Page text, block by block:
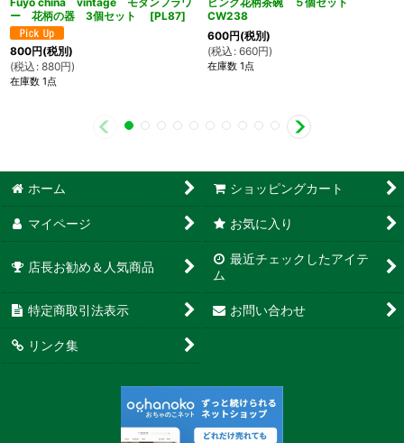
ー 花柄の器 3個セット
[PL87]
800円(税別)
(税込 : 880円)
在庫数 1点
CW238
600円(税別)
(税込 : 660円)
在庫数 1点
ホーム ショッピングカート
マイページ お気に入り
店長お勧め＆人気商品
最近チェックしたアイテ
ム
特定商取引法表示 お問い合わせ
リンク集